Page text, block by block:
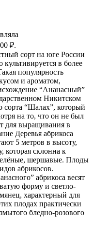
₽.
сорт на юге России
в более
популярность
и ароматом,
“Ананасный”
Никитском
сорта “Шалах”, который
на то, что он не был
для выращивания в
Деревья абрикоса
5 метров в высоту,
которая склонна к
шершавые. Плоды
абрикосов.
абрикоса весят
форму и светло-
характерный для
плодах практически
бледно-розового